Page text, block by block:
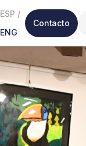
ESP /
ENG
Contacto